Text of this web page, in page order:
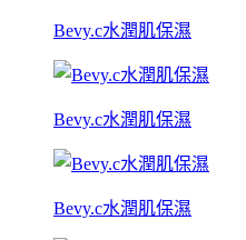
Bevy.c水潤肌保濕
Bevy.c水潤肌保濕
Bevy.c水潤肌保濕